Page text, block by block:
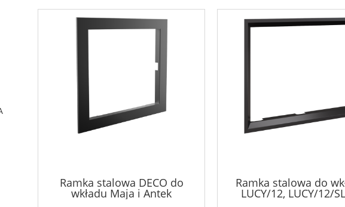
Ramka stalowa DECO do
wkładu Maja i Antek
Ramka stalowa do
LUCY/12, LUCY/12/